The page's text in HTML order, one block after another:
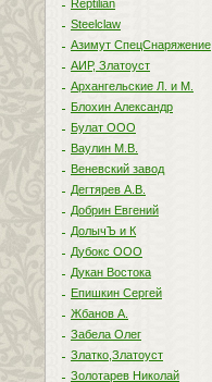
Reptilian
Steelclaw
Азимут СпецСнаряжение
АИР, Златоуст
Архангельские Л. и М.
Блохин Александр
Булат ООО
Ваулин М.В.
Веневский завод
Дегтярев А.В.
Добрин Евгений
ДолычЪ и К
Дубокс ООО
Дукан Востока
Епишкин Сергей
Жбанов А.
Забела Олег
Златко,Златоуст
Золотарев Николай